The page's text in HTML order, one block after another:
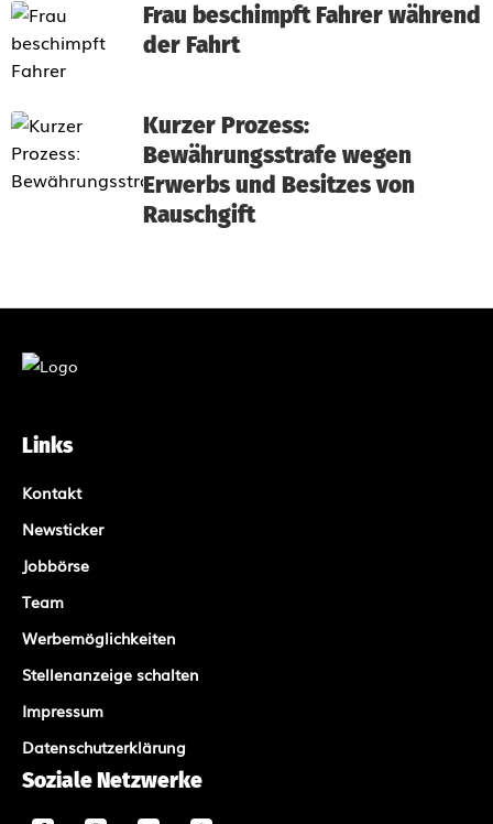
Frau beschimpft Fahrer während
der Fahrt
Kurzer Prozess:
Bewährungsstrafe wegen
Erwerbs und Besitzes von
Rauschgift
Links
Kontakt
Newsticker
Jobbörse
Team
Werbemöglichkeiten
Stellenanzeige schalten
Impressum
Datenschutzerklärung
Soziale Netzwerke